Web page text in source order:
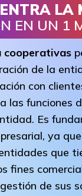
LA
EN UN 1
de la
con
las funciones
Es
ya
que
fines
de sus